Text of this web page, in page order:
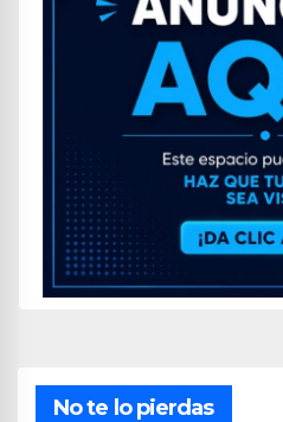
No te lo pierdas